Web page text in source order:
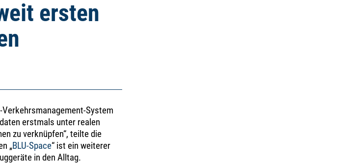
ersten
System
erstmals unter realen
zu verknüpfen“, teilte die
„BLU-Space“ ist ein weiterer
in den Alltag.